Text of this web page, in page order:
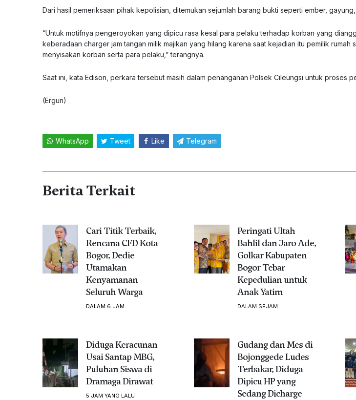
Dari hasil pemeriksaan pihak kepolisian, ditemukan sejumlah barang bukti seperti ember,
“Untuk motifnya pengeroyokan yang dipicu rasa kesal para pelaku terhadap korban yang
keberadaan charger jam tangan milik majikan yang hilang karena saat kejadian itu pemilik rumah
menyisakan korban serta para pelaku,” terangnya.
Saat ini, kata Edison, perkara tersebut masih dalam penanganan Polsek Cileungsi untuk proses
(Ergun)
WhatsApp Tweet Like Telegram
Berita Terkait
Cari Titik Terbaik,
Rencana CFD Kota
Bogor, Dedie
Utamakan
Kenyamanan
Seluruh Warga
DALAM 6 JAM
Peringati Ultah
Bahlil dan Jaro Ade,
Golkar Kabupaten
Bogor Tebar
Kepedulian untuk
Anak Yatim
DALAM SEJAM
Diduga Keracunan
Usai Santap MBG,
Puluhan Siswa di
Dramaga Dirawat
5 JAM YANG LALU
Gudang dan Mes di
Bojonggede Ludes
Terbakar, Diduga
Dipicu HP yang
Sedang Dicharge